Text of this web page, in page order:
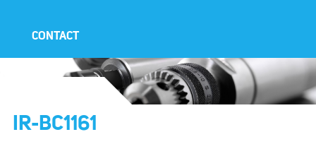
CONTACT
IR-BC1161